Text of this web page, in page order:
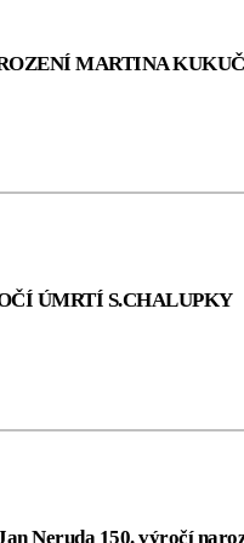
MARTINA
ÚMRTÍ S.CHALUPKY
Neruda 150. výročí